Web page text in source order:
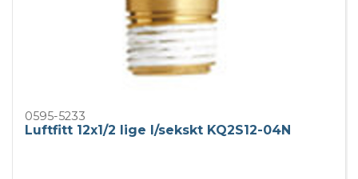
0595-5233
Luftfitt 12x1/2 lige I/sekskt KQ2S12-04N